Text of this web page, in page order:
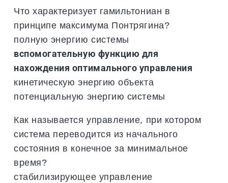
Что характеризует гамильтониан в
принципе максимума Понтрягина?
полную энергию системы
вспомогательную функцию для
нахождения оптимального управления
кинетическую энергию объекта
потенциальную энергию системы
Как называется управление, при котором
система переводится из начального
состояния в конечное за минимальное
время?
стабилизирующее управление